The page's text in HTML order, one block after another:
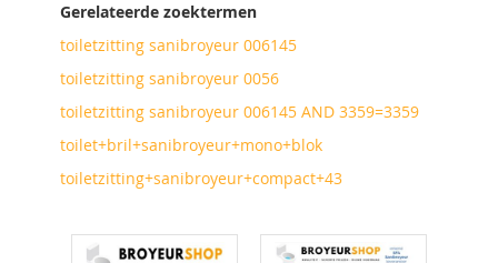
Gerelateerde zoektermen
toiletzitting sanibroyeur 006145
toiletzitting sanibroyeur 0056
toiletzitting sanibroyeur 006145 AND 3359=3359
toilet+bril+sanibroyeur+mono+blok
toiletzitting+sanibroyeur+compact+43